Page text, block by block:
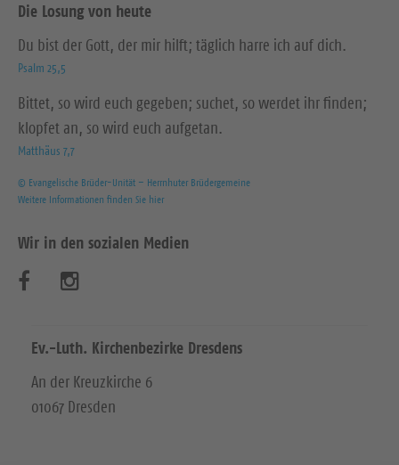
Die Losung von heute
Du bist der Gott, der mir hilft; täglich harre ich auf dich.
Psalm 25,5
Bittet, so wird euch gegeben; suchet, so werdet ihr finden;
klopfet an, so wird euch aufgetan.
Matthäus 7,7
© Evangelische Brüder-Unität – Herrnhuter Brüdergemeine
Weitere Informationen finden Sie hier
Wir in den sozialen Medien
s
u
c
s
u
c
Ev.-Luth. Kirchenbezirke Dresdens
An der Kreuzkirche 6
01067 Dresden